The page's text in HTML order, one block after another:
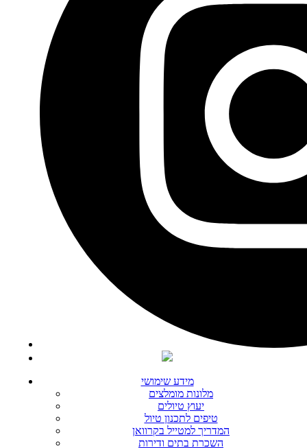
מידע שימושי
מלונות מומלצים
יעוץ טיולים
טיפים לתכנון טיול
המדריך למטייל בקרוואן
השכרת בתים ודירות